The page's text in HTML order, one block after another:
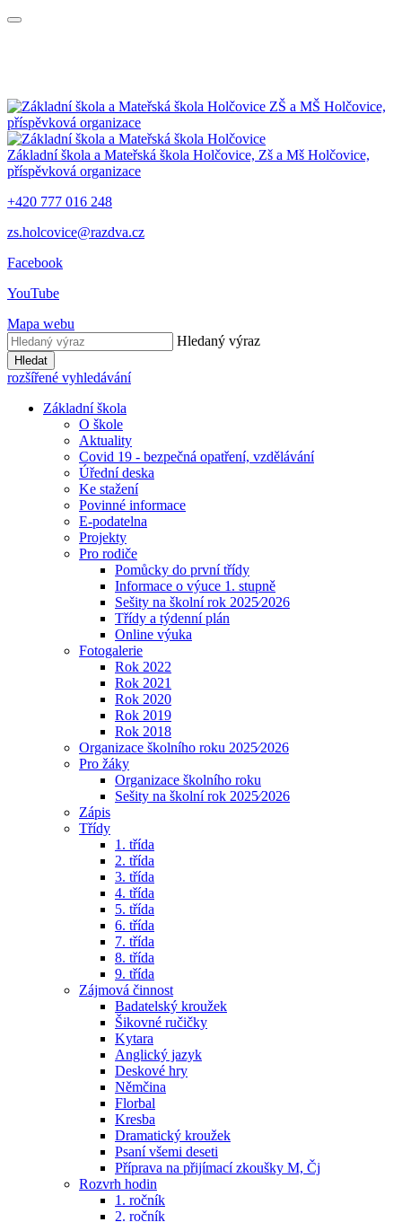
ZŠ a MŠ Holčovice,
příspěvková organizace
Základní škola a Mateřská škola Holčovice, Zš a Mš Holčovice,
příspěvková organizace
+420 777 016 248
zs.holcovice@razdva.cz
Facebook
YouTube
Mapa webu
Hledaný výraz
Hledat
rozšířené vyhledávání
Základní škola
O škole
Aktuality
Covid 19 - bezpečná opatření, vzdělávání
Úřední deska
Ke stažení
Povinné informace
E-podatelna
Projekty
Pro rodiče
Pomůcky do první třídy
Informace o výuce 1. stupně
Sešity na školní rok 2025⁄2026
Třídy a týdenní plán
Online výuka
Fotogalerie
Rok 2022
Rok 2021
Rok 2020
Rok 2019
Rok 2018
Organizace školního roku 2025⁄2026
Pro žáky
Organizace školního roku
Sešity na školní rok 2025⁄2026
Zápis
Třídy
1. třída
2. třída
3. třída
4. třída
5. třída
6. třída
7. třída
8. třída
9. třída
Zájmová činnost
Badatelský kroužek
Šikovné ručičky
Kytara
Anglický jazyk
Deskové hry
Němčina
Florbal
Kresba
Dramatický kroužek
Psaní všemi deseti
Příprava na přijímací zkoušky M, Čj
Rozvrh hodin
1. ročník
2. ročník